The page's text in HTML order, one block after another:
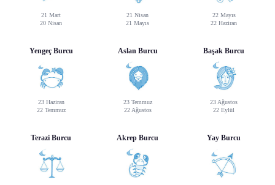
21 Mart
20 Nisan
21 Nisan
21 Mayıs
22 Mayıs
22 Haziran
Yengeç Burcu
23 Haziran
22 Temmuz
Aslan Burcu
23 Temmuz
22 Ağustos
Başak Burcu
23 Ağustos
22 Eylül
Terazi Burcu Akrep Burcu Yay Burcu